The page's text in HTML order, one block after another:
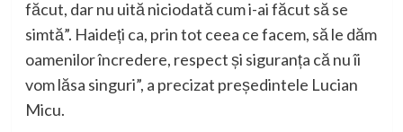
făcut, dar nu uită niciodată cum i-ai făcut să se
simtă”. Haideți ca, prin tot ceea ce facem, să le dăm
oamenilor încredere, respect și siguranța că nu îi
vom lăsa singuri”, a precizat președintele Lucian
Micu.